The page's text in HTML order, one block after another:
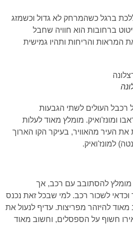
ברגל כשהמרחק לא גדול וכשמזג
ברחובות הוא חוויה שחבל
והריחות ותהיו גמישית
רכבל העולים לשתי הגבעות
ומונז'ואיק. מומלץ מאוד לעלות
העיר מהאוויר, בעיקר הקו הארוך
למונז'ואיק.
להסתובב עם רכב, אך
לשכור רכב. למי שבכל זאת נכנס
להיזהר מפריצות. עדיף לנעול את
חשוף על הספסלים, וחשוב מאוד